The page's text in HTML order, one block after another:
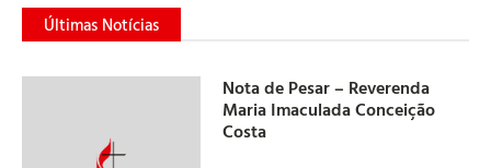
Últimas Notícias
Nota de Pesar – Reverenda
Maria Imaculada Conceição
Costa